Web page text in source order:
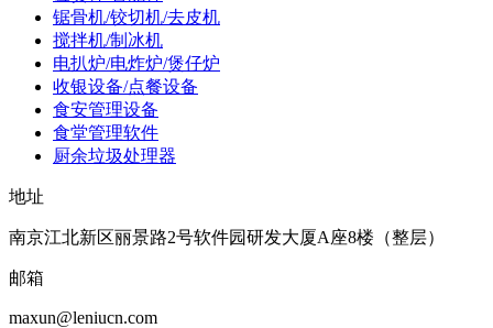
锯骨机/铰切机/去皮机
搅拌机/制冰机
电扒炉/电炸炉/煲仔炉
收银设备/点餐设备
食安管理设备
食堂管理软件
厨余垃圾处理器
地址
南京江北新区丽景路2号软件园研发大厦A座8楼（整层）
邮箱
maxun@leniucn.com